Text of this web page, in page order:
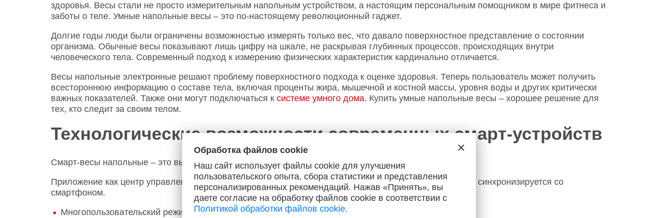
здоровья. Весы стали не просто измерительным напольным устройством, а настоящим персональным помощником в мире фитнеса и
заботы о теле. Умные напольные весы – это по-настоящему революционный гаджет.
Долгие годы люди были ограничены возможностью измерять только вес, что давало поверхностное представление о состоянии
организма. Обычные весы показывают лишь цифру на шкале, не раскрывая глубинных процессов, происходящих внутри
человеческого тела. Современный подход к измерению физических характеристик кардинально отличается.
Весы напольные электронные решают проблему поверхностного подхода к оценке здоровья. Теперь пользователь может получить
всестороннюю информацию о составе тела, включая проценты жира, мышечной и костной массы, уровня воды и других критически
важных показателей. Также они могут подключаться к системе умного дома. Купить умные напольные весы – хорошее решение для
тех, кто следит за своим телом.
Технологические возможности современных смарт-устройств
Смарт-весы напольные – это высокотехнологичные устройства с множеством уникальных функций.
Приложение как центр управления: каждые весы имеют собственное мобильное приложение, которое синхронизируется со
смартфоном.
Многопользовательский режим.
Обработка файлов cookie
Наш сайт использует файлы cookie для улучшения
пользовательского опыта, сбора статистики и представления
персонализированных рекомендаций. Нажав «Принять», вы
даете согласие на обработку файлов cookie в соответствии с
Политикой обработки файлов cookie.